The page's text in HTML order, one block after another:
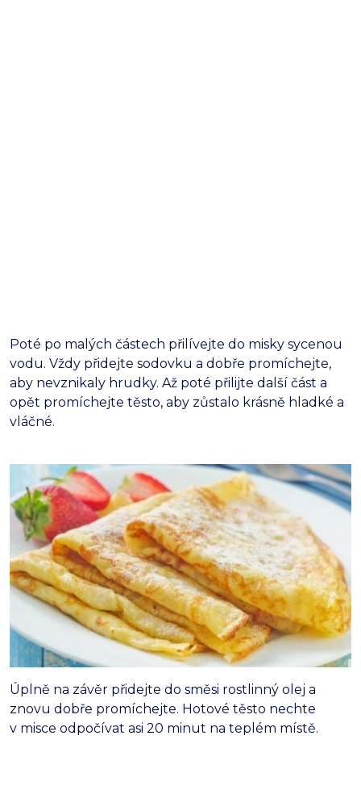
Poté po malých částech přilívejte do misky sycenou
vodu. Vždy přidejte sodovku a dobře promíchejte,
aby nevznikaly hrudky. Až poté přilijte další část a
opět promíchejte těsto, aby zůstalo krásně hladké a
vláčné.
Úplně na závěr přidejte do směsi rostlinný olej a
znovu dobře promíchejte. Hotové těsto nechte
v misce odpočívat asi 20 minut na teplém místě.